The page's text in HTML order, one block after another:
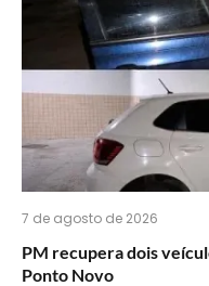
7 de agosto de 2026
PM recupera dois
Ponto Novo